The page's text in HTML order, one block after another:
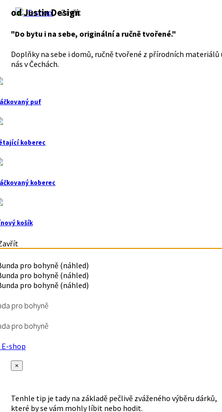
E-shop Zavřít
od Justin Design
"Do bytu i na sebe, originální a ručně tvořené."
Doplňky na sebe i domů, ručně tvořené z přírodních materiálů
nás v Čechách.
puf
koberec
koberec
košík
pro bohyně
pro bohyně
shop
×
Tenhle tip je tady na základě pečlivě zváženého výběru dárků,
které by se vám mohly líbit nebo hodit.